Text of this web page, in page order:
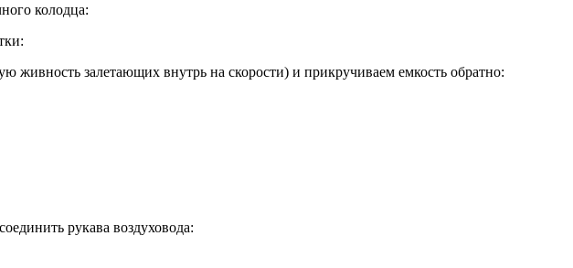
колодца:
живность залетающих внутрь на скорости) и прикручиваем емкость обратно:
рукава воздуховода: